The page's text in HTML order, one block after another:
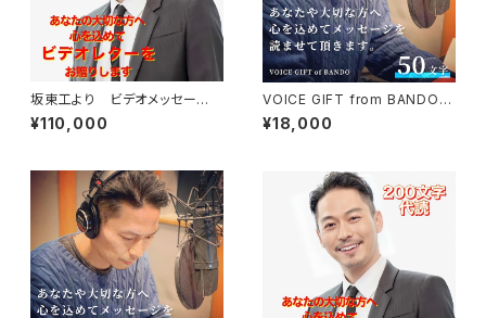
坂東工より ビデオメッセー
ジ 坂東本人の言葉でお贈りし
ます（1分ほど）
¥110,000
VOICE GIFT from BANDO
大切なあの人に声のギフト（50
文字以下編）
¥18,000